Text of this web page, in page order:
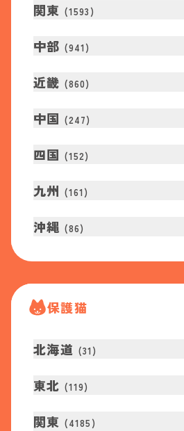
関東 (1593 )
中部 (941 )
近畿 (860)
中国 (247)
四国 (152)
九州 (161 )
沖縄 (86)
保護猫
北海道 (31 )
東北 (119)
関東 (4185 )